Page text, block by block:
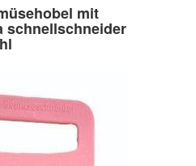
mit
schnellschneider